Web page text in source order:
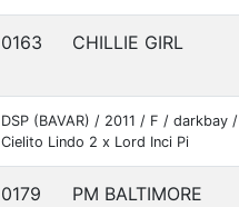
0163 CHILLIE GIRL
DSP (BAVAR) / 2011 / F / darkbay /
Cielito Lindo 2 x Lord Inci Pi
0179 PM BALTIMORE